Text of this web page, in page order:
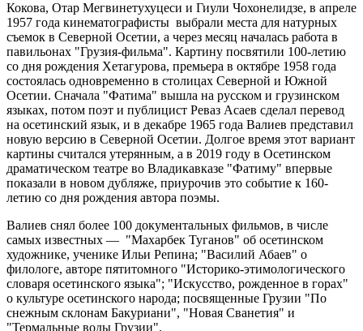
Кокова, Отар Мегвинетухуцеси и Гиули Чохонелидзе, в апреле
1957 года кинематографисты выбрали места для натурных
съемок в Северной Осетии, а через месяц началась работа в
павильонах "Грузия-фильма". Картину посвятили 100-летию
со дня рождения Хетагурова, премьера в октябре 1958 года
состоялась одновременно в столицах Северной и Южной
Осетии. Сначала "Фатима" вышла на русском и грузинском
языках, потом поэт и публицист Реваз Асаев сделал перевод
на осетинский язык, и в декабре 1965 года Валиев представил
новую версию в Северной Осетии. Долгое время этот вариант
картины считался утерянным, а в 2019 году в Осетинском
драматическом театре во Владикавказе "Фатиму" впервые
показали в новом дубляже, приурочив это событие к 160-
летию со дня рождения автора поэмы.
Валиев снял более 100 документальных фильмов, в числе
самых известных — "Махарбек Туганов" об осетинском
художнике, ученике Ильи Репина; "Василий Абаев" о
филологе, авторе пятитомного "Историко-этимологического
словаря осетинского языка"; "Искусство, рожденное в горах"
о культуре осетинского народа; посвященные Грузии "По
снежным склонам Бакуриани", "Новая Сванетия" и
"Термальные воды Грузии".